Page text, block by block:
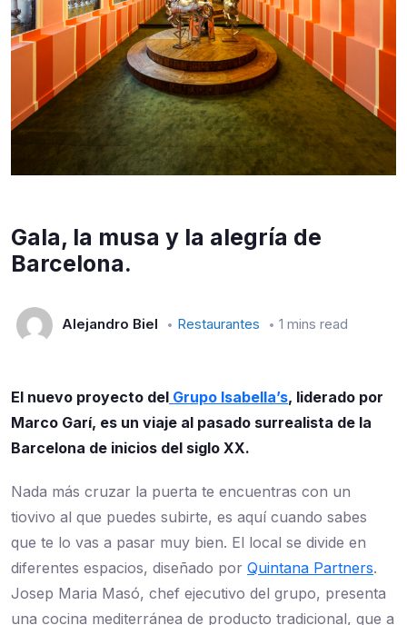
Gala, la musa y la alegría de
Barcelona.
Alejandro Biel Restaurantes 1 mins read
El nuevo proyecto del Grupo Isabella’s, liderado por
Marco Garí, es un viaje al pasado surrealista de la
Barcelona de inicios del siglo XX.
Nada más cruzar la puerta te encuentras con un
tiovivo al que puedes subirte, es aquí cuando sabes
que te lo vas a pasar muy bien. El local se divide en
diferentes espacios, diseñado por Quintana Partners.
Josep Maria Masó, chef ejecutivo del grupo, presenta
una cocina mediterránea de producto tradicional, que a